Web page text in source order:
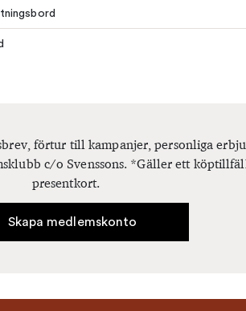
förtur till kampanjer, personliga
c/o Svenssons. *Gäller ett
presentkort.
Skapa medlemskonto